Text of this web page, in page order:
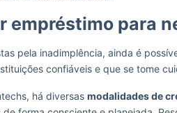
empréstimo para
pela inadimplência, ainda é
confiáveis e que se tome
há diversas modalidades de